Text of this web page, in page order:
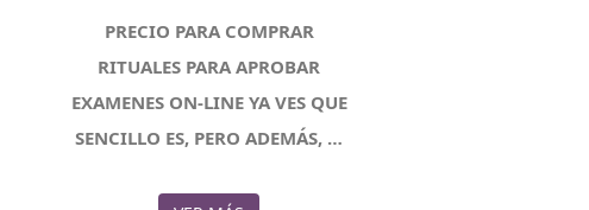
PRECIO PARA COMPRAR
RITUALES PARA APROBAR
EXAMENES ON-LINE YA VES QUE
SENCILLO ES, PERO ADEMÁS, …